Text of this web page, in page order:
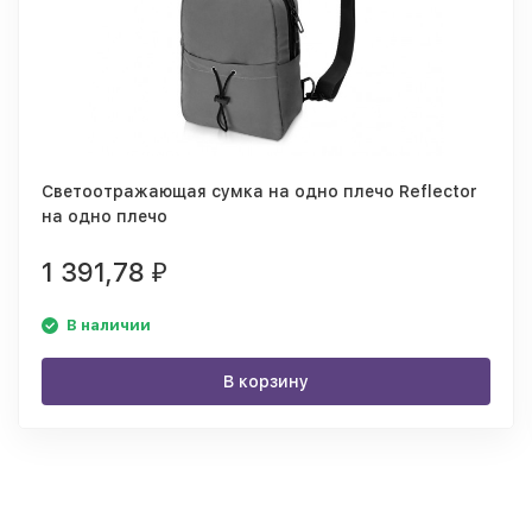
Светоотражающая сумка на одно плечо Reflector
на одно плечо
1 391,78 ₽
В наличии
В корзину